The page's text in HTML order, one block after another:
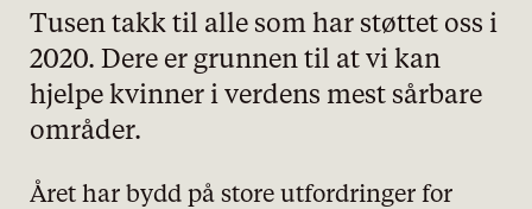
Tusen takk til alle som har støttet oss i
2020. Dere er grunnen til at vi kan
hjelpe kvinner i verdens mest sårbare
områder.
Året har bydd på store utfordringer for